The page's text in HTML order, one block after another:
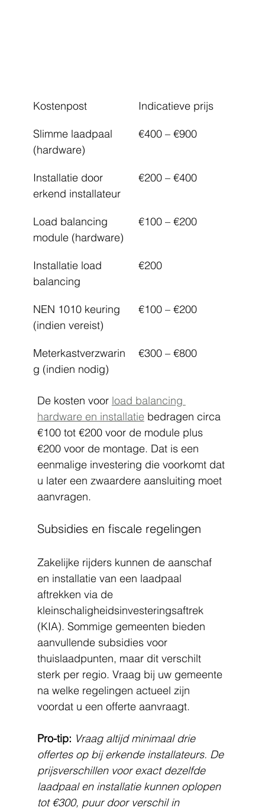
Kostenpost Indicatieve prijs
Slimme laadpaal
(hardware)
€400 – €900
Installatie door
erkend installateur
€200 – €400
Load balancing
module (hardware)
€100 – €200
Installatie load
balancing
€200
NEN 1010 keuring
(indien vereist)
€100 – €200
Meterkastverzwarin
g (indien nodig)
€300 – €800
De kosten voor load balancing
hardware en installatie bedragen circa
€100 tot €200 voor de module plus
€200 voor de montage. Dat is een
eenmalige investering die voorkomt dat
u later een zwaardere aansluiting moet
aanvragen.
Subsidies en fiscale regelingen
Zakelijke rijders kunnen de aanschaf
en installatie van een laadpaal
aftrekken via de
kleinschaligheidsinvesteringsaftrek
(KIA). Sommige gemeenten bieden
aanvullende subsidies voor
thuislaadpunten, maar dit verschilt
sterk per regio. Vraag bij uw gemeente
na welke regelingen actueel zijn
voordat u een offerte aanvraagt.
Pro-tip: Vraag altijd minimaal drie
offertes op bij erkende installateurs. De
prijsverschillen voor exact dezelfde
laadpaal en installatie kunnen oplopen
tot €300, puur door verschil in